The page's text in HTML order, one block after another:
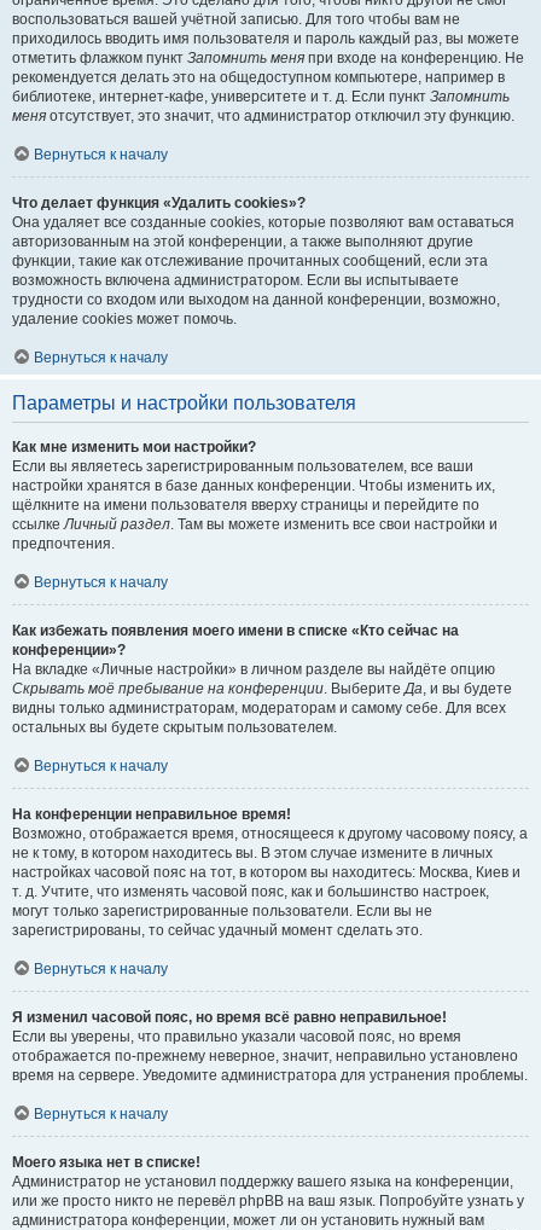
воспользоваться вашей учётной записью. Для того чтобы вам не
приходилось вводить имя пользователя и пароль каждый раз, вы можете
отметить флажком пункт Запомнить меня при входе на конференцию. Не
рекомендуется делать это на общедоступном компьютере, например в
библиотеке, интернет-кафе, университете и т. д. Если пункт Запомнить
меня отсутствует, это значит, что администратор отключил эту функцию.
Вернуться к началу
Что делает функция «Удалить cookies»?
Она удаляет все созданные cookies, которые позволяют вам оставаться
авторизованным на этой конференции, а также выполняют другие
функции, такие как отслеживание прочитанных сообщений, если эта
возможность включена администратором. Если вы испытываете
трудности со входом или выходом на данной конференции, возможно,
удаление cookies может помочь.
Вернуться к началу
Параметры и настройки пользователя
Как мне изменить мои настройки?
Если вы являетесь зарегистрированным пользователем, все ваши
настройки хранятся в базе данных конференции. Чтобы изменить их,
щёлкните на имени пользователя вверху страницы и перейдите по
ссылкеЛичный раздел. Там вы можете изменить все свои настройки и
предпочтения.
Вернуться к началу
Как избежать появления моего имени в списке «Кто сейчас на
конференции»?
На вкладке «Личные настройки» в личном разделе вы найдёте опцию
Скрывать моё пребывание на конференции. ВыберитеДа, и вы будете
видны только администраторам, модераторам и самому себе. Для всех
остальных вы будете скрытым пользователем.
Вернуться к началу
На конференции неправильное время!
Возможно, отображается время, относящееся к другому часовому поясу, а
не к тому, в котором находитесь вы. В этом случае измените в личных
настройках часовой пояс на тот, в котором вы находитесь: Москва, Киев и
т. д. Учтите, что изменять часовой пояс, как и большинство настроек,
могут только зарегистрированные пользователи. Если вы не
зарегистрированы, то сейчас удачный момент сделать это.
Вернуться к началу
Я изменил часовой пояс, но время всё равно неправильное!
Если вы уверены, что правильно указали часовой пояс, но время
отображается по-прежнему неверное, значит, неправильно установлено
время на сервере. Уведомите администратора для устранения проблемы.
Вернуться к началу
Моего языка нет в списке!
Администратор не установил поддержку вашего языка на конференции,
или же просто никто не перевёл phpBB на ваш язык. Попробуйте узнать у
администратора конференции, может ли он установить нужный вам